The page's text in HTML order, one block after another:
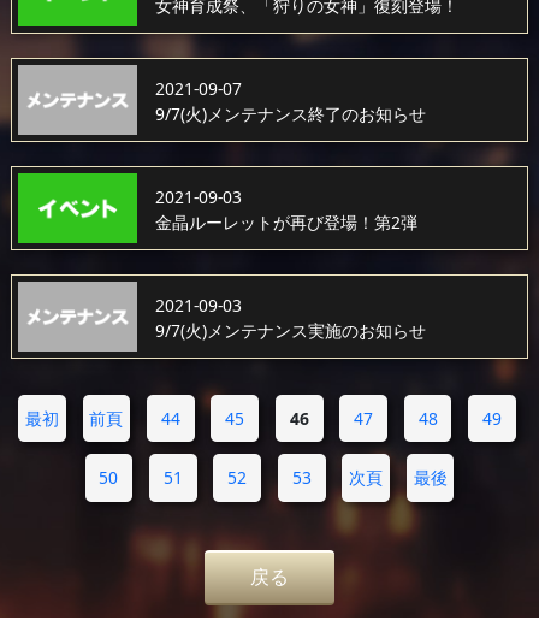
女神育成祭、「狩りの女神」復刻登場！
2021-09-07
9/7(火)メンテナンス終了のお知らせ
2021-09-03
金晶ルーレットが再び登場！第2弾
2021-09-03
9/7(火)メンテナンス実施のお知らせ
最初 前頁 44 45 46 47 48 49
50 51 52 53 次頁 最後
戻る